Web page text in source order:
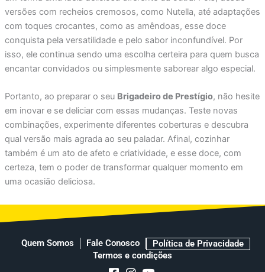
versões com recheios cremosos, como Nutella, até adaptações
com toques crocantes, como as amêndoas, esse doce
conquista pela versatilidade e pelo sabor inconfundível. Por
isso, ele continua sendo uma escolha certeira para quem busca
encantar convidados ou simplesmente saborear algo especial.
Portanto, ao preparar o seu Brigadeiro de Prestígio, não hesite
em inovar e se deliciar com essas mudanças. Teste novas
combinações, experimente diferentes coberturas e descubra
qual versão mais agrada ao seu paladar. Afinal, cozinhar
também é um ato de afeto e criatividade, e esse doce, com
certeza, tem o poder de transformar qualquer momento em
uma ocasião deliciosa.
Quem Somos Fale Conosco
Política de Privacidade
Termos e condições